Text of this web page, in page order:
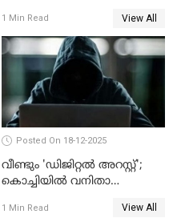
1 Min Read View All
Posted On 18-12-2025
വീണ്ടും 'ഡിജിറ്റല്‍ അറസ്റ്റ്';
കൊച്ചിയില്‍ വനിതാ
കോടി രൂപ
1 Min Read View All